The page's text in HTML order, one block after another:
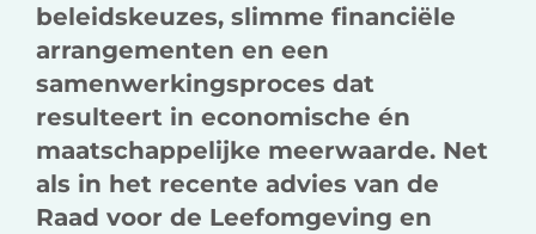
beleidskeuzes, slimme financiële
arrangementen en een
samenwerkingsproces dat
resulteert in economische én
maatschappelijke meerwaarde. Net
als in het recente advies van de
Raad voor de Leefomgeving en